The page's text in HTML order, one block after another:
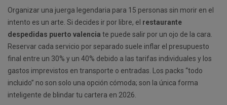
Organizar una juerga legendaria para 15 personas sin morir en el
intento es un arte. Si decides ir por libre, el restaurante
despedidas puerto valencia te puede salir por un ojo de la cara.
Reservar cada servicio por separado suele inflar el presupuesto
final entre un 30% y un 40% debido a las tarifas individuales y los
gastos imprevistos en transporte o entradas. Los packs “todo
incluido” no son solo una opción cómoda; son la única forma
inteligente de blindar tu cartera en 2026.